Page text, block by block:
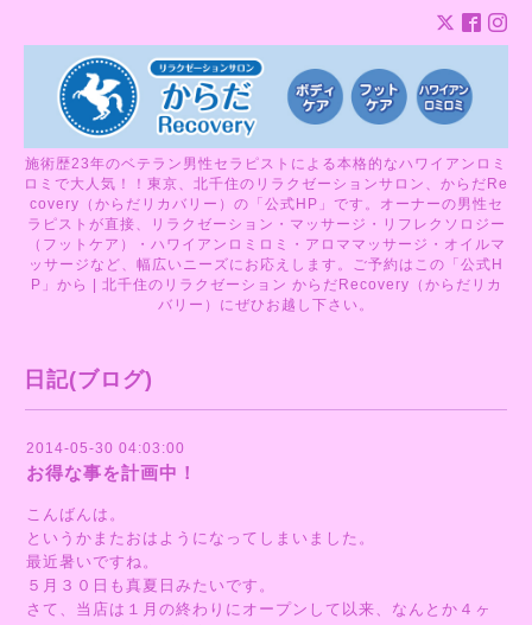
施術歴23年のベテラン男性セラピストによる本格的なハワイアンロミ
ロミで大人気！！東京、北千住のリラクゼーションサロン、からだRe
covery（からだリカバリー）の「公式HP」です。オーナーの男性セ
ラピストが直接、リラクゼーション・マッサージ・リフレクソロジー
（フットケア）・ハワイアンロミロミ・アロママッサージ・オイルマ
ッサージなど、幅広いニーズにお応えします。ご予約はこの「公式H
P」から | 北千住のリラクゼーション からだRecovery（からだリカ
バリー）にぜひお越し下さい。
日記(ブログ)
2014-05-30 04:03:00
お得な事を計画中！
こんばんは。
というかまたおはようになってしまいました。
最近暑いですね。
５月３０日も真夏日みたいです。
さて、当店は１月の終わりにオープンして以来、なんとか４ヶ